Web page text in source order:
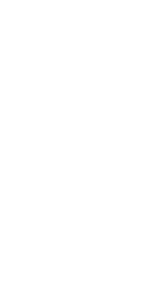
a kisbabája egy